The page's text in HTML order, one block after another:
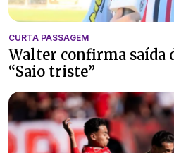
CURTA PASSAGEM
Walter confirma saída
“Saio triste”